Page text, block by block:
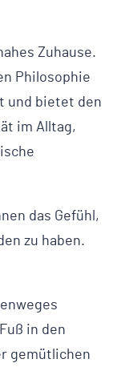
Zuhause.
Philosophie
und bietet den
im Alltag,
das Gefühl,
zu haben.
in den
gemütlichen